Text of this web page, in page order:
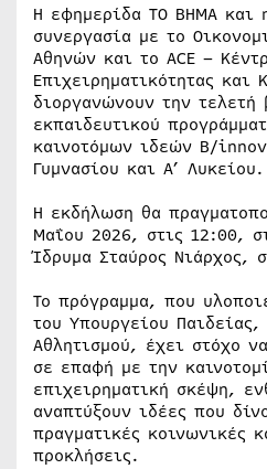
Η εφημερίδα ΤΟ ΒΗΜΑ
συνεργασία με το
Αθηνών και το ACE –
Επιχειρηματικότητας και
διοργανώνουν την τελετή
εκπαιδευτικού
καινοτόμων ιδεών B/
Γυμνασίου και Α’ Λυκείου.
Η εκδήλωση θα
Μαΐου 2026, στις 12:00,
Ίδρυμα Σταύρος Νιάρχος,
Το πρόγραμμα, που
του Υπουργείου
Αθλητισμού, έχει στόχο
σε επαφή με την
επιχειρηματική σκέψη,
αναπτύξουν ιδέες που
πραγματικές κοινωνικές
προκλήσεις.